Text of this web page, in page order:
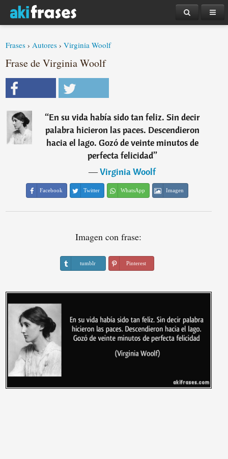
Frases ›Autores ›Virginia Woolf
Frase de Virginia Woolf
“En su vida había sido tan feliz. Sin decir
palabra hicieron las paces. Descendieron
hacia el lago. Gozó de veinte minutos de
perfecta felicidad”
―Virginia Woolf
Facebook Twitter WhatsApp Imagen
Imagen con frase:
tumblr Pinterest